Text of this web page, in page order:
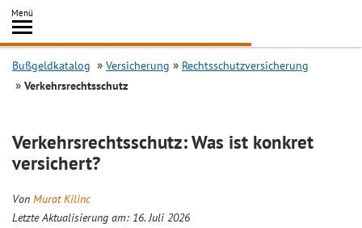
Inhalt
springen
Menü
Search
Bußgeldkatalog Versicherung
Rechtsschutzversicherung
Verkehrsrechtsschutz
Verkehrsrechtsschutz: Was ist konkret
versichert?
Von Murat Kilinc
Letzte Aktualisierung am: 16. Juli 2026